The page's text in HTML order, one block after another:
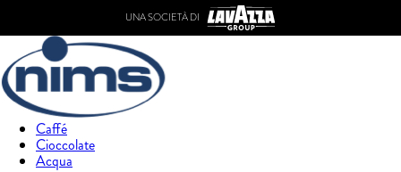
UNA SOCIETÀ DI
Caffé
Cioccolate
Acqua